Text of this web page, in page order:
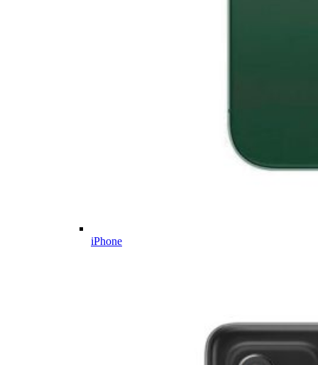
iPhone